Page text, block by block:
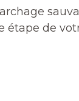
étape de